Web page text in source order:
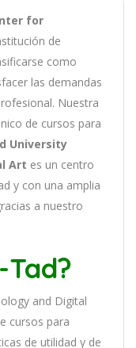
for
ución de
como
acer las demandas
. Nuestra
ico de cursos para
University
Art es un centro
y con una amplia
a nuestro
and Digital
cursos para
as de utilidad y de